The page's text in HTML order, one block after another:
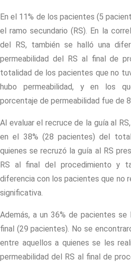
En el 11% de los pacientes (5
el ramo secundario (RS). En la
del RS, también se halló una
permeabilidad del RS al final de
totalidad de los pacientes que no
hubo permeabilidad, y en los
porcentaje de permeabilidad fue de
Al evaluar el recruce de la guía al
en el 38% (28 pacientes) del
quienes se recruzó la guía al RS
RS al final del procedimiento y
diferencia con los pacientes que no
significativa.
Además, a un 36% de pacientes se
final (29 pacientes). No se
entre aquellos a quienes se les
permeabilidad del RS al final de